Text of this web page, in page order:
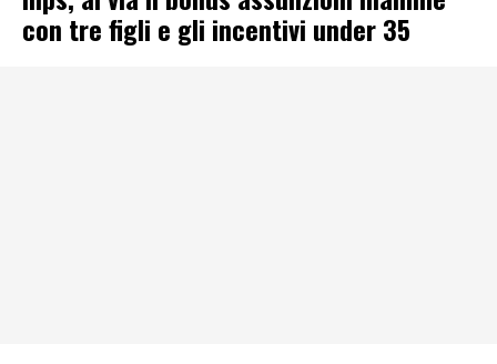
con tre figli e gli incentivi under 35